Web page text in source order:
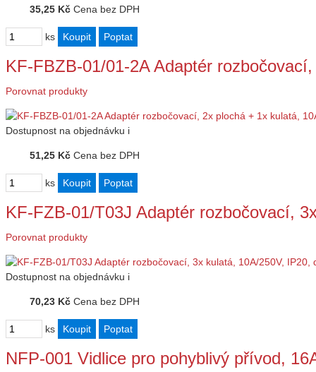
35,25 Kč Cena bez DPH
ks
KF-FBZB-01/01-2A Adaptér
Porovnat produkty
Dostupnost na objednávku i
51,25 Kč Cena bez DPH
ks
KF-FZB-01/T03J Adaptér rozbočovací,
Porovnat produkty
Dostupnost na objednávku i
70,23 Kč Cena bez DPH
ks
NFP-001 Vidlice pro pohyblivý přívod,